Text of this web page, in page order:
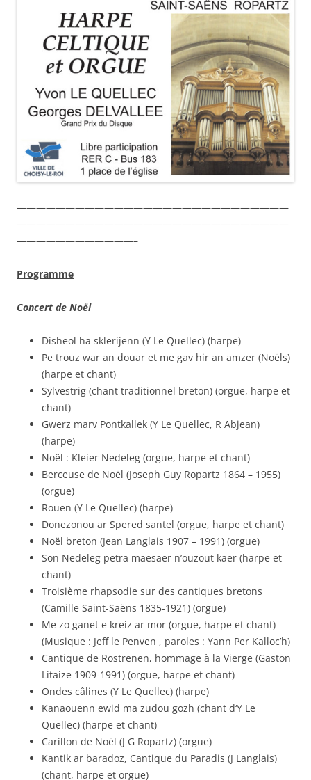
————————————————————————————
————————————————————————————
————————————–
Programme
Concert de Noël
Disheol ha sklerijenn (Y Le Quellec) (harpe)
Pe trouz war an douar et me gav hir an amzer (Noëls)
(harpe et chant)
Sylvestrig (chant traditionnel breton) (orgue, harpe et
chant)
Gwerz marv Pontkallek (Y Le Quellec, R Abjean)
(harpe)
Noël : Kleier Nedeleg (orgue, harpe et chant)
Berceuse de Noël (Joseph Guy Ropartz 1864 – 1955)
(orgue)
Rouen (Y Le Quellec) (harpe)
Donezonou ar Spered santel (orgue, harpe et chant)
Noël breton (Jean Langlais 1907 – 1991) (orgue)
Son Nedeleg petra maesaer n’ouzout kaer (harpe et
chant)
Troisième rhapsodie sur des cantiques bretons
(Camille Saint-Saëns 1835-1921) (orgue)
Me zo ganet e kreiz ar mor (orgue, harpe et chant)
(Musique : Jeff le Penven , paroles : Yann Per Kalloc’h)
Cantique de Rostrenen, hommage à la Vierge (Gaston
Litaize 1909-1991) (orgue, harpe et chant)
Ondes câlines (Y Le Quellec) (harpe)
Kanaouenn ewid ma zudou gozh (chant d‘Y Le
Quellec) (harpe et chant)
Carillon de Noël (J G Ropartz) (orgue)
Kantik ar baradoz, Cantique du Paradis (J Langlais)
(chant, harpe et orgue)